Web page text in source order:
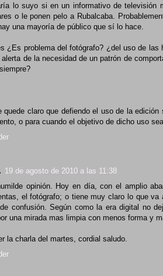
lo suyo si en un informativo de
o le ponen pelo a Rubalcaba.
una mayoría de público que sí lo hace.
¿Es problema del fotógrafo? ¿del uso de
alerta de la necesidad de un patrón de
quede claro que defiendo el uso de la
o para cuando el objetivo de dicho uso
19 de agosto de 2010 a las 11:38
opinión. Hoy en día, con el amplio
el fotógrafo; o tiene muy claro lo que
confusión. Según como la era digital no
una mirada mas limpia con menos forma y
la charla del martes, cordial saludo.